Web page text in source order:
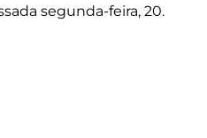
segunda-feira, 20.